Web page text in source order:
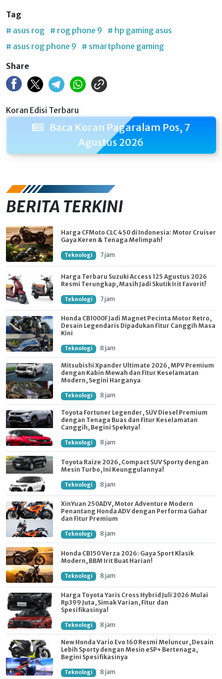
Tag
# asus rog # rog phone 9
# hp gaming asus
# asus rog phone 9
# smartphone gaming
Share
Koran Edisi Terbaru
Baca Koran Pagaralam Pos, 7
Agustus 2026
BERITA TERKINI
Harga CFMoto CLC 450 di Indonesia: Motor Cruiser
Gaya Keren & Tenaga Melimpah!
Teknologi 7 jam
Harga Terbaru Suzuki Access 125 Agustus 2026
Resmi Terungkap, Masih Jadi Skutik Irit Favorit!
Teknologi 7 jam
Honda CB1000F Jadi Magnet Pecinta Motor Retro,
Desain Legendaris Dipadukan Fitur Canggih Masa
Kini
Teknologi 8 jam
Mitsubishi Xpander Ultimate 2026, MPV Premium
dengan Kabin Mewah dan Fitur Keselamatan
Modern, Segini Harganya
Teknologi 8 jam
Toyota Fortuner Legender, SUV Diesel Premium
dengan Tenaga Buas dan Fitur Keselamatan
Canggih, Begini Speknya!
Teknologi 8 jam
Toyota Raize 2026, Compact SUV Sporty dengan
Mesin Turbo, Ini Keunggulannya!
Teknologi 8 jam
XinYuan 250ADV, Motor Adventure Modern
Penantang Honda ADV dengan Performa Gahar
dan Fitur Premium
Teknologi 8 jam
Honda CB150 Verza 2026: Gaya Sport Klasik
Modern, BBM Irit Buat Harian!
Teknologi 8 jam
Harga Toyota Yaris Cross Hybrid Juli 2026 Mulai
Rp399 Juta, Simak Varian, Fitur dan
Spesifikasinya!
Teknologi 8 jam
New Honda Vario Evo 160 Resmi Meluncur, Desain
Lebih Sporty dengan Mesin eSP+ Bertenaga,
Begini Spesifikasinya
Teknologi 8 jam